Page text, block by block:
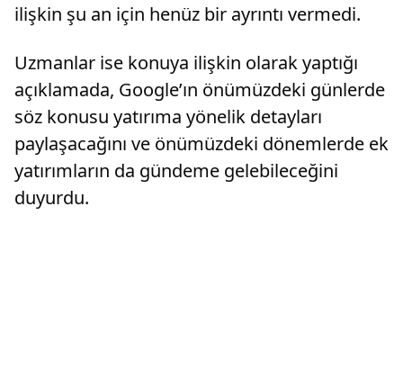
ilişkin şu an için henüz bir ayrıntı vermedi.
Uzmanlar ise konuya ilişkin olarak yaptığı
açıklamada, Google’ın önümüzdeki günlerde
söz konusu yatırıma yönelik detayları
paylaşacağını ve önümüzdeki dönemlerde ek
yatırımların da gündeme gelebileceğini
duyurdu.